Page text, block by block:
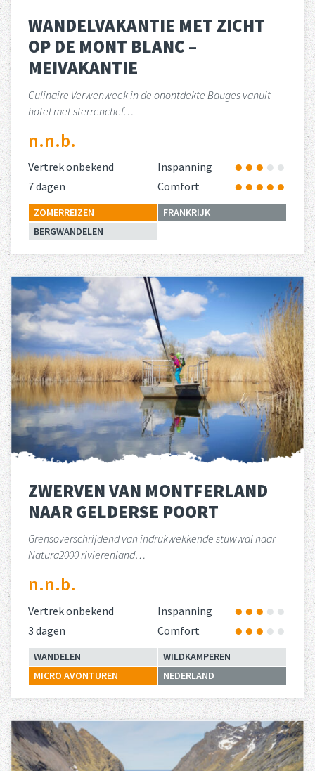
WANDELVAKANTIE MET ZICHT
OP DE MONT BLANC –
MEIVAKANTIE
Culinaire Verwenweek in de onontdekte Bauges vanuit
hotel met sterrenchef…
n.n.b.
Vertrek onbekend
Inspanning
7 dagen
Comfort
ZOMERREIZEN
FRANKRIJK
BERGWANDELEN
over
ZWERVEN VAN MONTFERLAND
NAAR GELDERSE POORT
Grensoverschrijdend van indrukwekkende stuwwal naar
Natura2000 rivierenland…
n.n.b.
Vertrek onbekend
Inspanning
3 dagen
Comfort
WANDELEN
WILDKAMPEREN
MICRO AVONTUREN
NEDERLAND
over